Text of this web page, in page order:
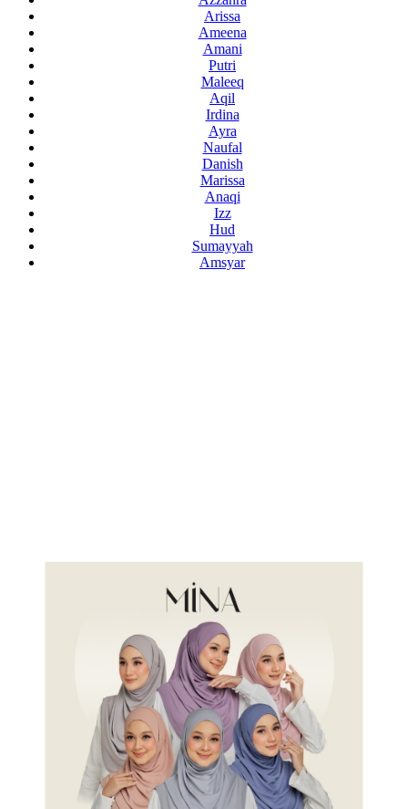
Arissa
Ameena
Amani
Putri
Maleeq
Aqil
Irdina
Ayra
Naufal
Danish
Marissa
Anaqi
Izz
Hud
Sumayyah
Amsyar